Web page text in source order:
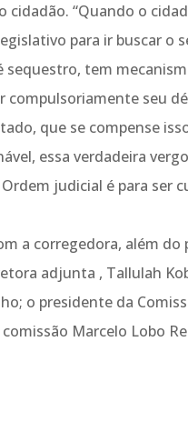
“Quando o
para ir buscar o
tem
seu
que se compense
essa verdadeira
judicial é para ser
a corregedora, além do
adjunta , Tallulah
o presidente da
Marcelo Lobo